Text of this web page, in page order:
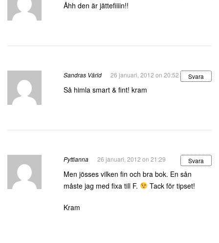
Åhh den är jättefiiiin!!
Sandras Värld 26 januari, 2012 on 20:52 Svara
Så himla smart & fint! kram
Pyttianna 26 januari, 2012 on 21:29 Svara
Men jösses vilken fin och bra bok. En sån
måste jag med fixa till F.
Tack för tipset!
Kram